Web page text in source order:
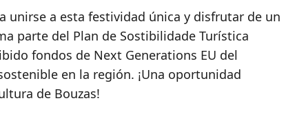
unirse a esta festividad única y disfrutar de un
parte del Plan de Sostibilidade Turística
fondos de Next Generations EU del
en la región. ¡Una oportunidad
de Bouzas!